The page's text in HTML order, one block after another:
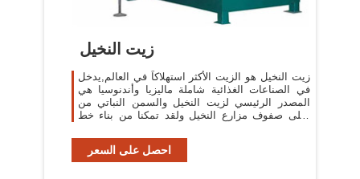
زيت النخيل
زيت النخيل هو الزيت الأكثر استهلاكاً في العالم,يدخل
في الصناعات الغذائية شاملة ماليزيا وأندنوسيا هي
المصدر الرئيسي لزيت النخيل والسمن النباتي من
أعلى صفوف مزارع النخيل ولقد تمكنا من بناء خط
احصل على السعر